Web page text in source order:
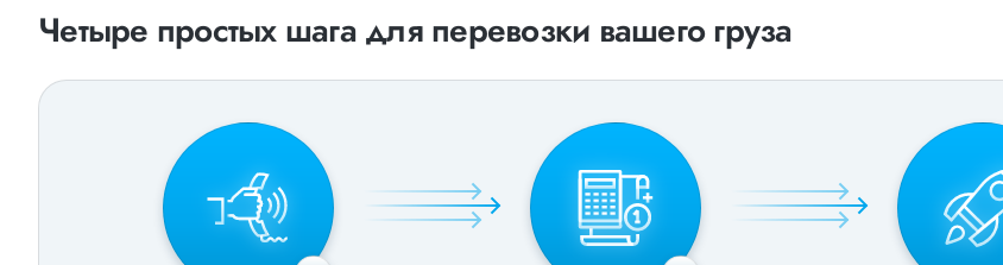
Четыре простых шага для перевозки вашего груза